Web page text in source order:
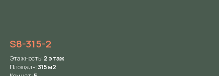
S8-315-2
Этажность:2 этаж
Площадь:315 м2